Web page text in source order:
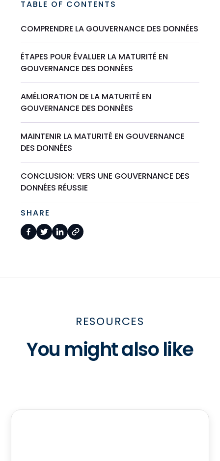
TABLE OF CONTENTS
COMPRENDRE LA GOUVERNANCE DES DONNÉES
ÉTAPES POUR ÉVALUER LA MATURITÉ EN
GOUVERNANCE DES DONNÉES
AMÉLIORATION DE LA MATURITÉ EN
GOUVERNANCE DES DONNÉES
MAINTENIR LA MATURITÉ EN GOUVERNANCE
DES DONNÉES
CONCLUSION: VERS UNE GOUVERNANCE DES
DONNÉES RÉUSSIE
SHARE
RESOURCES
You might also like